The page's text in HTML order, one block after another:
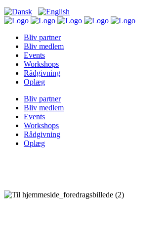
Bliv partner
Bliv medlem
Events
Workshops
Rådgivning
Oplæg
Bliv partner
Bliv medlem
Events
Workshops
Rådgivning
Oplæg